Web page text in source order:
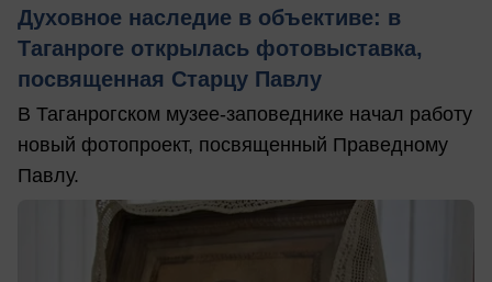
Духовное наследие в объективе: в
Таганроге открылась фотовыставка,
посвященная Старцу Павлу
В Таганрогском музее-заповеднике начал работу
новый фотопроект, посвященный Праведному
Павлу.